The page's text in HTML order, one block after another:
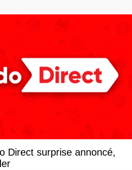
Direct surprise annoncé,